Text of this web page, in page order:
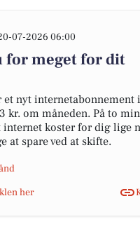
07-2026 06:00
for meget for dit
et nyt internetabonnement i
kr. om måneden. På to
internet koster for dig lige
at spare ved at skifte.
her